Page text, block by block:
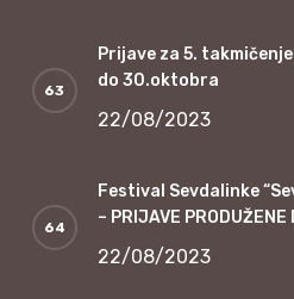
Prijave za 5.
do 30.oktobra
22/08/2023
Festival Sevdalinke
– PRIJAVE
22/08/2023